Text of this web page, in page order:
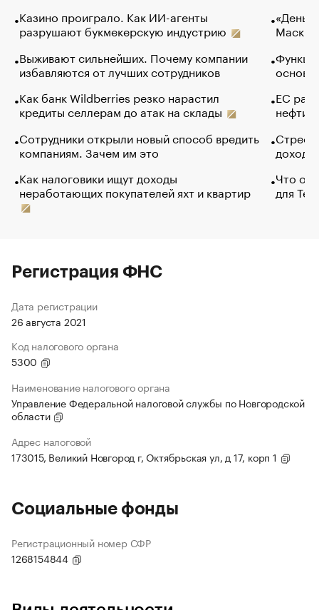
Казино проиграло. Как ИИ-агенты
разрушают букмекерскую индустрию
Выживают сильнейших. Почему компании
избавляются от лучших сотрудников
Как банк Wildberries резко нарастил
кредиты селлерам до атак на склады
Сотрудники открыли новый способ вредить
компаниям. Зачем им это
Как налоговики ищут доходы
неработающих покупателей яхт и квартир
Маск в
основ
ЕС
нефти
Что
для
Регистрация ФНС
Дата регистрации
26 августа 2021
Код налогового органа
5300
Наименование налогового органа
Управление Федеральной налоговой службы по Новгородской
области
Адрес налоговой
173015, Великий Новгород г, Октябрьская ул, д 17, корп 1
Социальные фонды
Регистрационный номер СФР
1268154844